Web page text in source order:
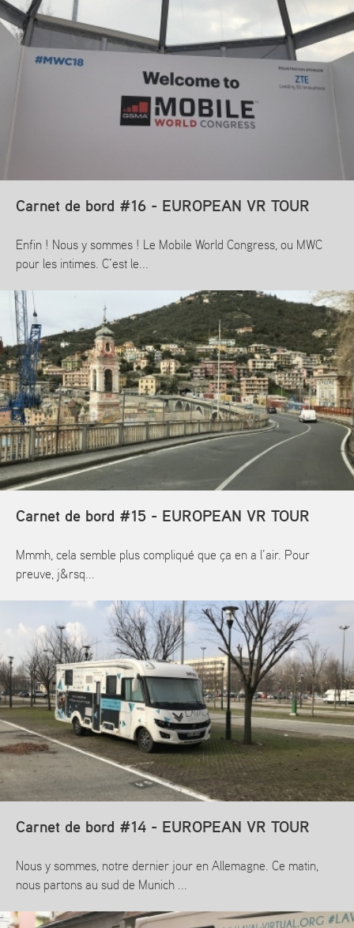
Carnet de bord #16 - EUROPEAN VR TOUR
Enfin ! Nous y sommes ! Le Mobile World Congress, ou MWC
pour les intimes. C’est le...
En savoir plus
Carnet de bord #15 - EUROPEAN VR TOUR
Mmmh, cela semble plus compliqué que ça en a l’air. Pour
preuve, j&rsq...
Carnet de bord #14 - EUROPEAN VR TOUR
Nous y sommes, notre dernier jour en Allemagne. Ce matin,
nous partons au sud de Munich ...